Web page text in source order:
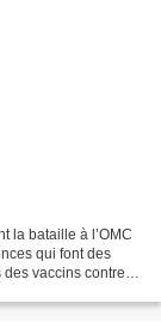
la bataille à l’OMC
qui font des
vaccins contre le